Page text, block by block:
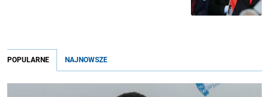
POPULARNE NAJNOWSZE